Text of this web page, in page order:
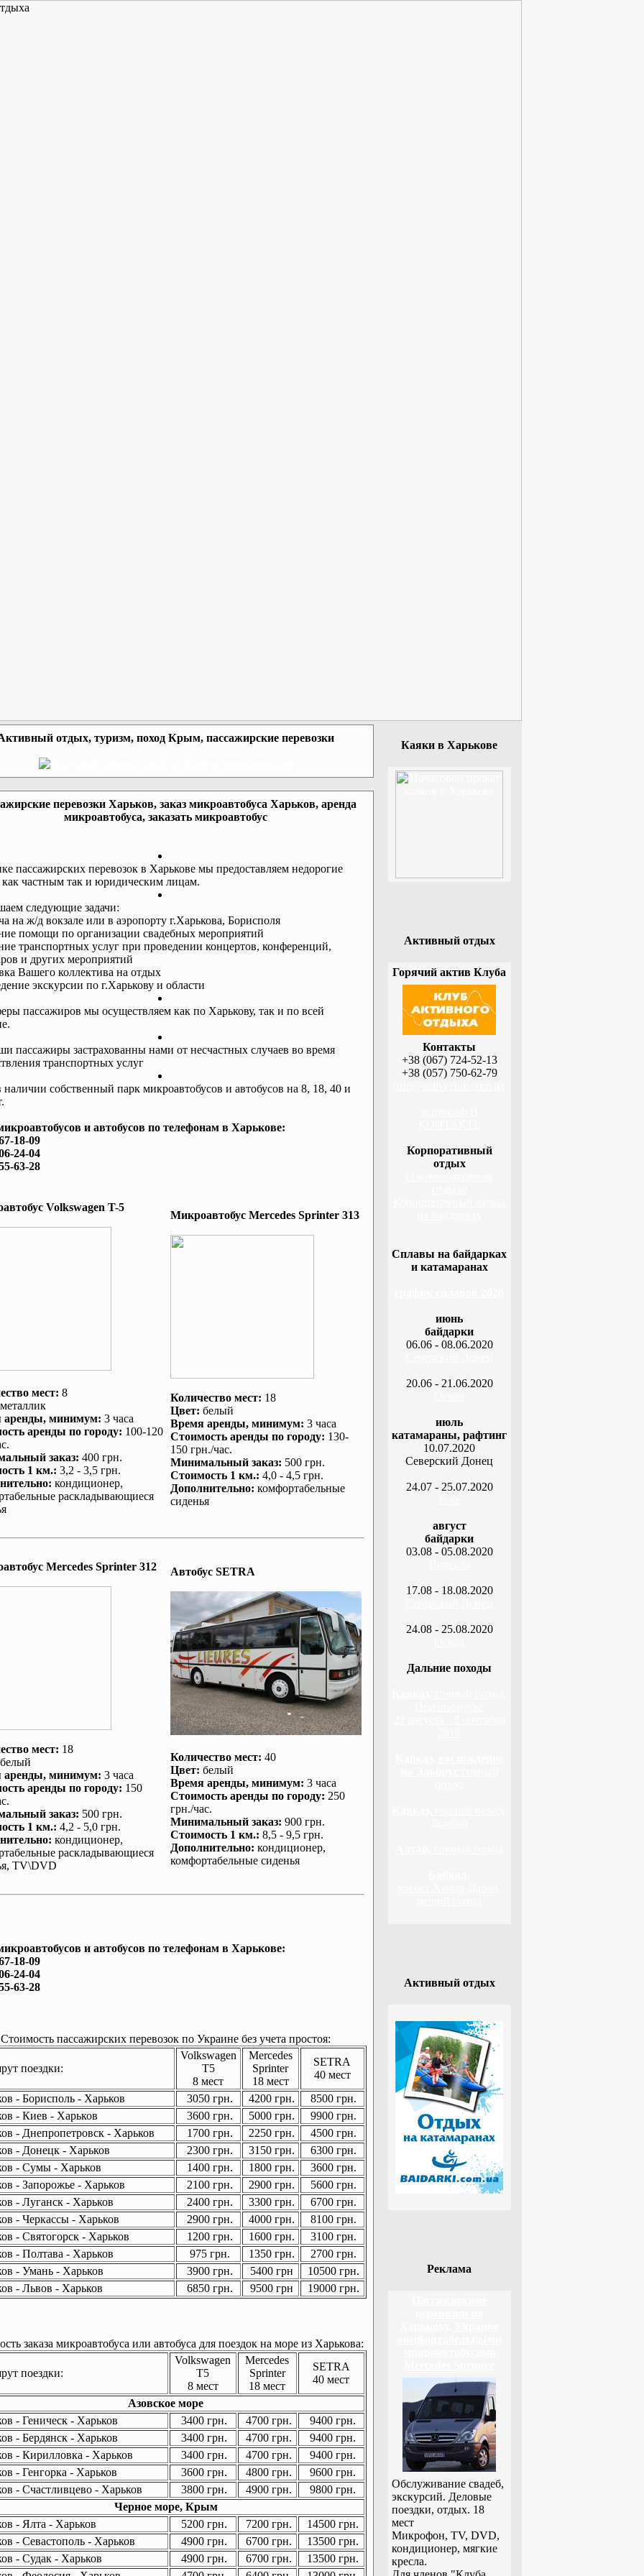
отдых, туризм, поход Крым, пассажирские перевозки
перевозки Харьков, заказ микроавтобуса Харьков, аренда
микроавтобуса, заказать микроавтобус
пассажирских перевозок в Харькове мы предоставляем недорогие
как частным так и юридическим лицам.
следующие задачи:
на ж/д вокзале или в аэропорту г.Харькова, Борисполя
помощи по организации свадебных мероприятий
транспортных услуг при проведении концертов, конференций,
и других мероприятий
Вашего коллектива на отдых
экскурсии по г.Харькову и области
пассажиров мы осуществляем как по Харькову, так и по всей
пассажиры застрахованны нами от несчастных случаев во время
транспортных услуг
наличии собственный парк микроавтобусов и автобусов на 8, 18, 40 и
и автобусов по телефонам в Харькове:
18-09
24-04
63-28
Volkswagen T-5
мест: 8
металлик
аренды, минимум: 3 часа
аренды по городу: 100-120
заказ: 400 грн.
1 км.: 3,2 - 3,5 грн.
: кондиционер,
раскладывающиеся
Микроавтобус Mеrcedes Sprinter 313
Количество мест: 18
Цвет: белый
Время аренды, минимум: 3 часа
Стоимость аренды по городу: 130-
150 грн./час.
Минимальный заказ: 500 грн.
Стоимость 1 км.: 4,0 - 4,5 грн.
Дополнительно: комфортабельные
сиденья
Mеrcedes Sprinter 312
мест: 18
белый
аренды, минимум: 3 часа
аренды по городу: 150
заказ: 500 грн.
1 км.: 4,2 - 5,0 грн.
: кондиционер,
раскладывающиеся
TV\DVD
Автобус SETRA
Количество мест: 40
Цвет: белый
Время аренды, минимум: 3 часа
Стоимость аренды по городу: 250
грн./час.
Минимальный заказ: 900 грн.
Стоимость 1 км.: 8,5 - 9,5 грн.
Дополнительно: кондиционер,
комфортабельные сиденья
и автобусов по телефонам в Харькове:
18-09
24-04
63-28
Стоимость пассажирских перевозок по Украине без учета простоя:
поездки:
Volkswagen
T5
8 мест
Mercedes
Sprinter
18 мест
SETRA
40 мест
- Борисполь - Харьков
3050 грн. 4200 грн.
8500 грн.
- Киев - Харьков
3600 грн. 5000 грн.
9900 грн.
- Днепропетровск - Харьков
1700 грн. 2250 грн.
4500 грн.
- Донецк - Харьков
2300 грн. 3150 грн.
6300 грн.
- Сумы - Харьков
1400 грн. 1800 грн.
3600 грн.
- Запорожье - Харьков
2100 грн. 2900 грн.
5600 грн.
- Луганск - Харьков
2400 грн. 3300 грн.
6700 грн.
- Черкассы - Харьков
2900 грн. 4000 грн.
8100 грн.
- Святогорск - Харьков
1200 грн. 1600 грн.
3100 грн.
- Полтава - Харьков
975 грн. 1350 грн.
2700 грн.
- Умань - Харьков
3900 грн. 5400 грн
10500 грн.
- Львов - Харьков
6850 грн. 9500 грн 19000 грн.
заказа микроавтобуса или автобуса для поездок на море из Харькова:
поездки:
Volkswagen
T5
8 мест
Mercedes
Sprinter
18 мест
SETRA
40 мест
Азовское море
- Геническ - Харьков
3400 грн. 4700 грн.
9400 грн.
- Бердянск - Харьков
3400 грн. 4700 грн.
9400 грн.
- Кирилловка - Харьков
3400 грн. 4700 грн.
9400 грн.
- Генгорка - Харьков
3600 грн. 4800 грн.
9600 грн.
- Счастливцево - Харьков
3800 грн. 4900 грн.
9800 грн.
Черное море, Крым
- Ялта - Харьков
5200 грн. 7200 грн.
14500 грн.
- Севастополь - Харьков
4900 грн. 6700 грн.
13500 грн.
- Судак - Харьков
4900 грн. 6700 грн.
13500 грн.
Каяки в Харькове
Активный отдых
Горячий актив Клуба
Контакты
+38 (067) 724-52-13
+38 (057) 750-62-79
Корпоративный
отдых
Сплавы на байдарках
и катамаранах
июнь
байдарки
06.06 - 08.06.2020
20.06 - 21.06.2020
июль
катамараны, рафтинг
10.07.2020
Северский Донец
24.07 - 25.07.2020
август
байдарки
03.08 - 05.08.2020
17.08 - 18.08.2020
24.08 - 25.08.2020
Дальние походы
Активный отдых
Реклама
Обслуживание свадеб,
экскурсий. Деловые
поездки, отдых. 18
мест
Микрофон, TV, DVD,
кондиционер, мягкие
кресла.